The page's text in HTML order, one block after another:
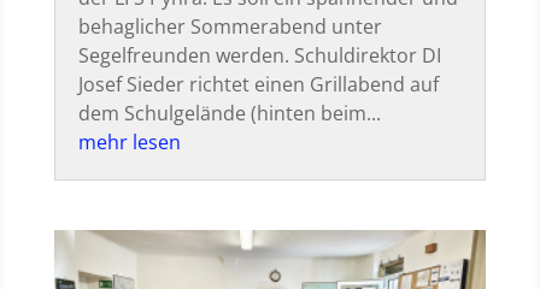
behaglicher Sommerabend unter
Segelfreunden werden. Schuldirektor DI
Josef Sieder richtet einen Grillabend auf
dem Schulgelände (hinten beim...
mehr lesen